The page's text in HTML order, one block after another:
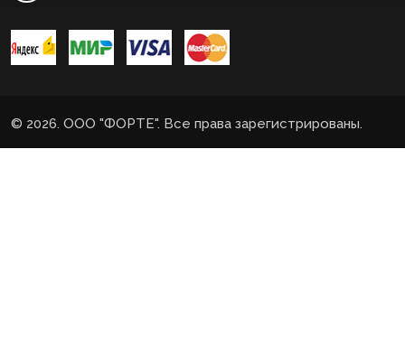
© 2026. ООО "ФОРТЕ". Все права зарегистрированы.